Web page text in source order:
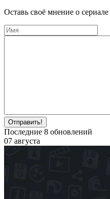
Оставь своё мнение о cериале
Отправить!
Последние 8 обновлений
07 августа